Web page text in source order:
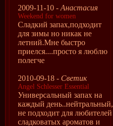
2009-11-10 - Анастасия
Weekend for women
Сладкий запах,подходит
для зимы но никак не
летний.Мне быстро
приелся....просто я люблю
полегче
2010-09-18 - Светик
Angel Schlesser Essential
Универсальный запах на
каждый день..нейтральный,
не подходит для любителей
сладковатых ароматов и